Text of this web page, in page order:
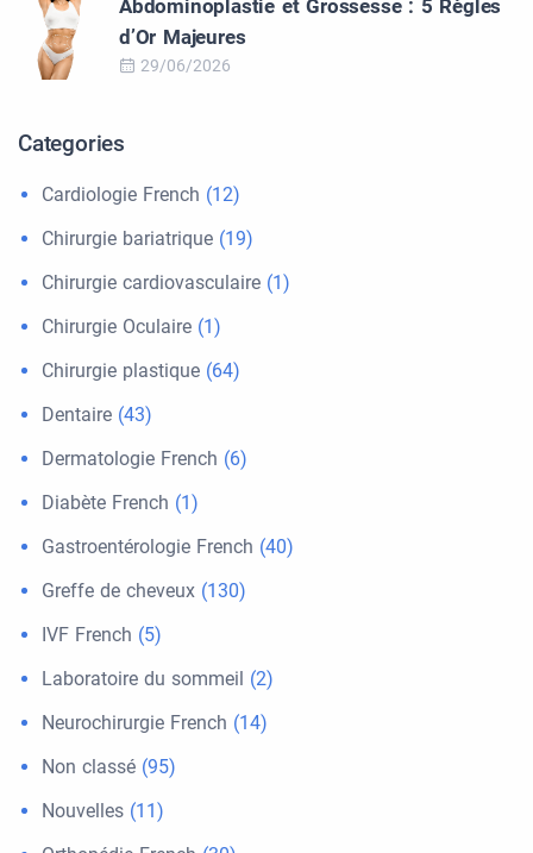
Abdominoplastie et Grossesse : 5 Règles
d’Or Majeures
29/06/2026
Categories
Cardiologie French (12)
Chirurgie bariatrique (19)
Chirurgie cardiovasculaire (1)
Chirurgie Oculaire (1)
Chirurgie plastique (64)
Dentaire (43)
Dermatologie French (6)
Diabète French (1)
Gastroentérologie French (40)
Greffe de cheveux (130)
IVF French (5)
Laboratoire du sommeil (2)
Neurochirurgie French (14)
Non classé (95)
Nouvelles (11)